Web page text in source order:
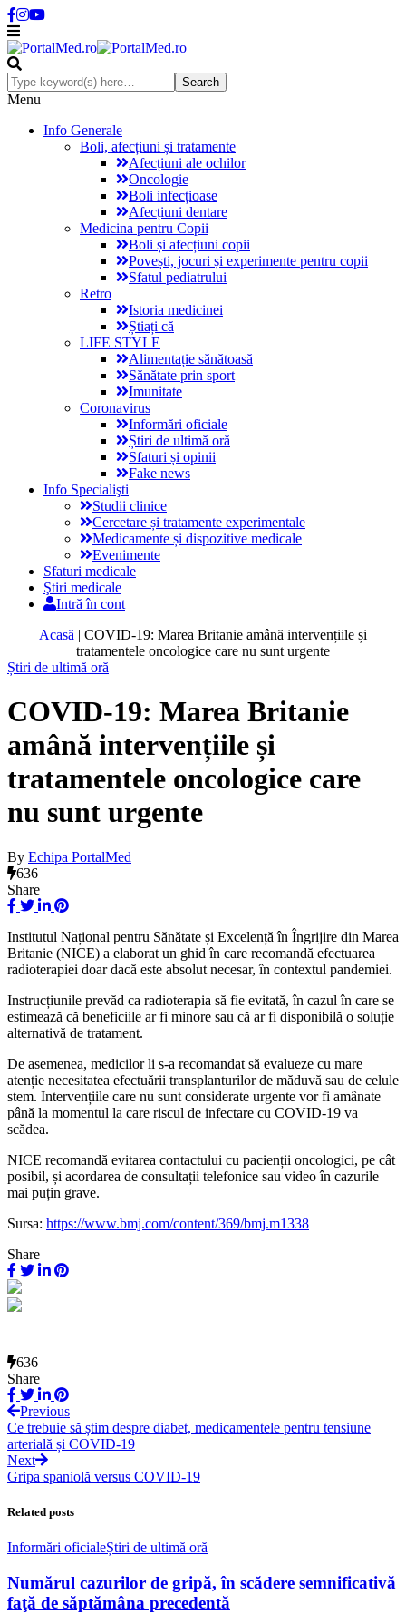
Menu
Info Generale
Boli, afecțiuni și tratamente
Afecțiuni ale ochilor
Oncologie
Boli infecțioase
Afecțiuni dentare
Medicina pentru Copii
Boli și afecțiuni copii
Povești, jocuri și experimente pentru copii
Sfatul pediatrului
Retro
Istoria medicinei
Știați că
LIFE STYLE
Alimentație sănătoasă
Sănătate prin sport
Imunitate
Coronavirus
Informări oficiale
Știri de ultimă oră
Sfaturi și opinii
Fake news
Info Specialişti
Studii clinice
Cercetare și tratamente experimentale
Medicamente și dispozitive medicale
Evenimente
Sfaturi medicale
Ştiri medicale
Intră în cont
Acasă | COVID-19: Marea Britanie amână intervențiile și
tratamentele oncologice care nu sunt urgente
Știri de ultimă oră
COVID-19: Marea Britanie
amână intervențiile și
tratamentele oncologice care
nu sunt urgente
By Echipa PortalMed
636
Share
Institutul Național pentru Sănătate și Excelență în Îngrijire din Marea
Britanie (NICE) a elaborat un ghid în care recomandă efectuarea
radioterapiei doar dacă este absolut necesar, în contextul pandemiei.
Instrucțiunile prevăd ca radioterapia să fie evitată, în cazul în care se
estimează că beneficiile ar fi minore sau că ar fi disponibilă o soluție
alternativă de tratament.
De asemenea, medicilor li s-a recomandat să evalueze cu mare
atenție necesitatea efectuării transplanturilor de măduvă sau de celule
stem. Intervențiile care nu sunt considerate urgente vor fi amânate
până la momentul la care riscul de infectare cu COVID-19 va
scădea.
NICE recomandă evitarea contactului cu pacienții oncologici, pe cât
posibil, și acordarea de consultații telefonice sau video în cazurile
mai puțin grave.
Sursa: https://www.bmj.com/content/369/bmj.m1338
Share
636
Share
Previous
Ce trebuie să știm despre diabet, medicamentele pentru tensiune
arterială și COVID-19
Next
Gripa spaniolă versus COVID-19
Related posts
Informări oficialeȘtiri de ultimă oră
Numărul cazurilor de gripă, în scădere semnificativă
faţă de săptămâna precedentă